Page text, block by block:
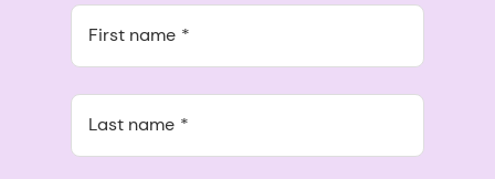
First name
Last name